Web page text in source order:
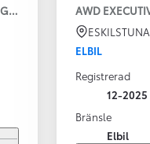
Från 324 900 kr
Från 3 194 kr/mån
EVO / OMG LEV!
ESKILSTUNA
ELBIL
Registrerad
12-2025
Bränsle
Elbil